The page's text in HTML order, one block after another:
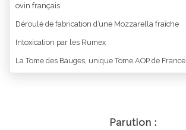
ovin français
Déroulé de fabrication d’une Mozzarella fraîche
Intoxication par les Rumex
La Tome des Bauges, unique Tome AOP de France
Parution :